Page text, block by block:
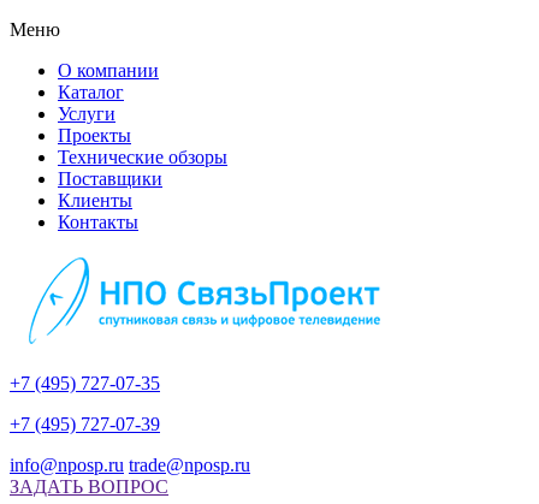
Меню
О компании
Каталог
Услуги
Проекты
Технические обзоры
Поставщики
Клиенты
Контакты
+7 (495) 727-07-35
+7 (495) 727-07-39
info@nposp.ru trade@nposp.ru
ЗАДАТЬ ВОПРОС